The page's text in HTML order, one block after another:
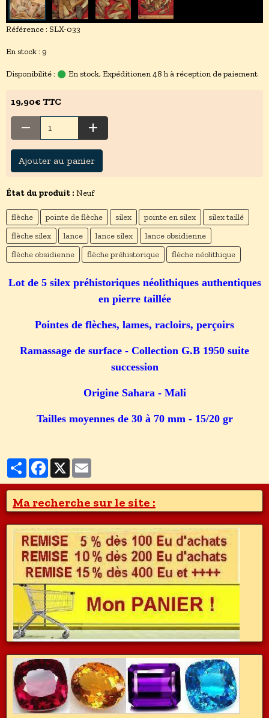
Référence : SLX-033
En stock : 9
Disponibilité : En stock, Expéditionen 48 h à réception de paiement
19,90€ TTC
Ajouter au panier
État du produit : Neuf
flèche pointe de flèche silex pointe en silex
silex taillé
flèche silex
lance lance silex
lance obsidienne
flèche obsidienne
flèche préhistorique flèche néolithique
Lot de 5 silex préhistoriques néolithiques authentiques
en pierre taillée
Pointes de flèches, lames, racloirs, perçoirs
Ramassage de surface - Collection G.B 1950 suite
succession
Origine Sahara - Mali
Tailles moyennes de 30 à 70 mm - 15/20 gr
PartagerFacebook
X
Ma recherche sur le site :